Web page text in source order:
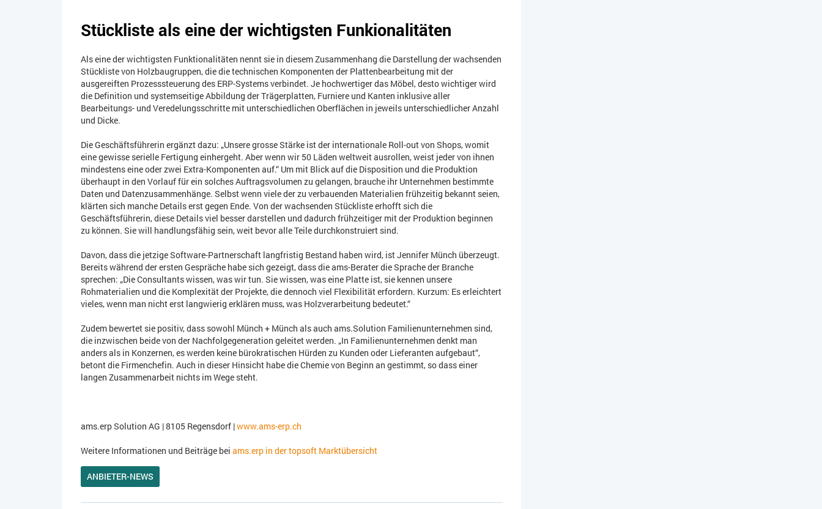
Stückliste als eine der wichtigsten Funkionalitäten
Als eine der wichtigsten Funktionalitäten nennt sie in diesem Zusammenhang die Darstellung der wachsenden
Stückliste von Holzbaugruppen, die die technischen Komponenten der Plattenbearbeitung mit der
ausgereiften Prozesssteuerung des ERP-Systems verbindet. Je hochwertiger das Möbel, desto wichtiger wird
die Definition und systemseitige Abbildung der Trägerplatten, Furniere und Kanten inklusive aller
Bearbeitungs- und Veredelungsschritte mit unterschiedlichen Oberflächen in jeweils unterschiedlicher Anzahl
und Dicke.
Die Geschäftsführerin ergänzt dazu: „Unsere grosse Stärke ist der internationale Roll-out von Shops, womit
eine gewisse serielle Fertigung einhergeht. Aber wenn wir 50 Läden weltweit ausrollen, weist jeder von ihnen
mindestens eine oder zwei Extra-Komponenten auf.“ Um mit Blick auf die Disposition und die Produktion
überhaupt in den Vorlauf für ein solches Auftragsvolumen zu gelangen, brauche ihr Unternehmen bestimmte
Daten und Datenzusammenhänge. Selbst wenn viele der zu verbauenden Materialien frühzeitig bekannt seien,
klärten sich manche Details erst gegen Ende. Von der wachsenden Stückliste erhofft sich die
Geschäftsführerin, diese Details viel besser darstellen und dadurch frühzeitiger mit der Produktion beginnen
zu können. Sie will handlungsfähig sein, weit bevor alle Teile durchkonstruiert sind.
Davon, dass die jetzige Software-Partnerschaft langfristig Bestand haben wird, ist Jennifer Münch überzeugt.
Bereits während der ersten Gespräche habe sich gezeigt, dass die ams-Berater die Sprache der Branche
sprechen: „Die Consultants wissen, was wir tun. Sie wissen, was eine Platte ist, sie kennen unsere
Rohmaterialien und die Komplexität der Projekte, die dennoch viel Flexibilität erfordern. Kurzum: Es erleichtert
vieles, wenn man nicht erst langwierig erklären muss, was Holzverarbeitung bedeutet.“
Zudem bewertet sie positiv, dass sowohl Münch + Münch als auch ams.Solution Familienunternehmen sind,
die inzwischen beide von der Nachfolgegeneration geleitet werden. „In Familienunternehmen denkt man
anders als in Konzernen, es werden keine bürokratischen Hürden zu Kunden oder Lieferanten aufgebaut“,
betont die Firmenchefin. Auch in dieser Hinsicht habe die Chemie von Beginn an gestimmt, so dass einer
langen Zusammenarbeit nichts im Wege steht.
ams.erp Solution AG | 8105 Regensdorf |www.ams-erp.ch
Weitere Informationen und Beiträge bei ams.erp in der topsoft Marktübersicht
ANBIETER-NEWS